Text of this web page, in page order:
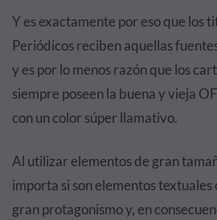
Y es exactamente por eso que los
Periódicos reciben aquellas
y es por lo menos razón que los
siempre poseen la buena y vieja
con un color súper llamativo.
Al utilizar elementos de gran
importa si son elementos textuales
gran protagonismo y, en